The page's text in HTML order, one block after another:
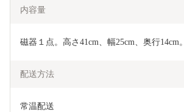
内容量
磁器１点。高さ41cm、幅25cm、奥行14cm。
配送方法
常温配送